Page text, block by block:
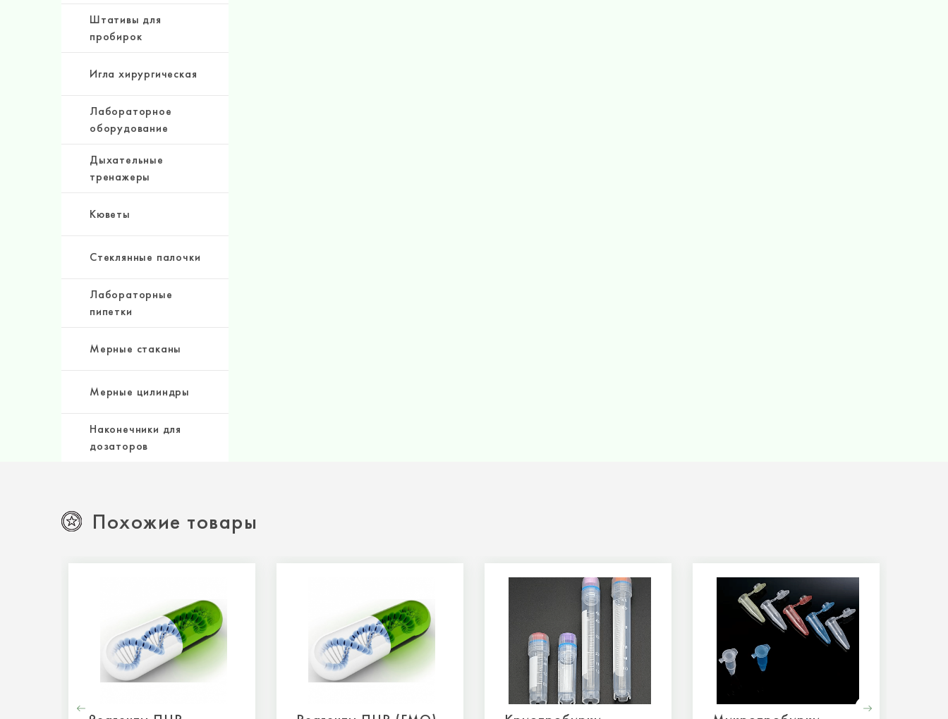
Штативы для
пробирок
Игла хирургическая
Лабораторное
оборудование
Дыхательные
тренажеры
Кюветы
Стеклянные палочки
Лабораторные
пипетки
Мерные стаканы
Мерные цилиндры
Наконечники для
дозаторов
Похожие товары